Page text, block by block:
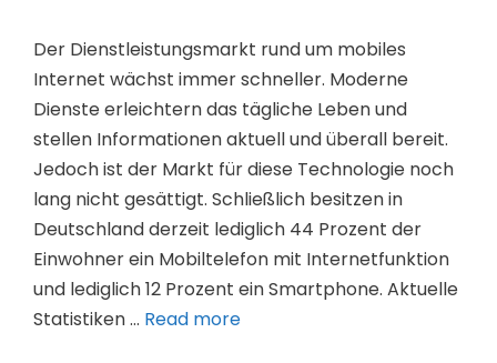
Der Dienstleistungsmarkt rund um mobiles
Internet wächst immer schneller. Moderne
Dienste erleichtern das tägliche Leben und
stellen Informationen aktuell und überall bereit.
Jedoch ist der Markt für diese Technologie noch
lang nicht gesättigt. Schließlich besitzen in
Deutschland derzeit lediglich 44 Prozent der
Einwohner ein Mobiltelefon mit Internetfunktion
und lediglich 12 Prozent ein Smartphone. Aktuelle
Statistiken … Read more